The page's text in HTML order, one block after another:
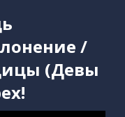
/
(Девы